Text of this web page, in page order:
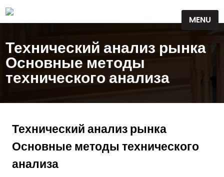
MENU
to
Технический анализ рынка
Основные методы
технического анализа
Технический анализ рынка
Основные методы технического
анализа